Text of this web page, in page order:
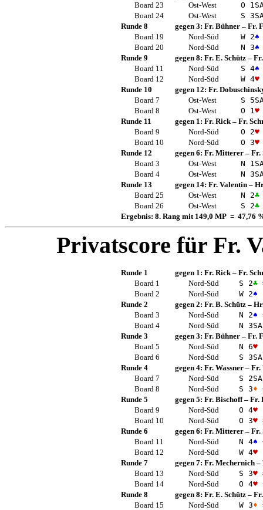
Board 23
Ost-West O 1
Board 24
Ost-West S 3
Runde 8
gegen 3: Fr. Bühner – Fr.
Board 19
Nord-Süd W 2♠
Board 20
Nord-Süd N 3♠
Runde 9
gegen 8: Fr. E. Schütz –
Board 11
Nord-Süd S 4♠
Board 12
Nord-Süd W 4♥
Runde 10
gegen 12: Fr.
Board 7
Ost-West S 5
Board 8
Ost-West O 1♥
Runde 11
gegen 1: Fr. Rick– Fr.
Board 9
Nord-Süd O 2♥
Board 10
Nord-Süd O 3♥
Runde 12
gegen 6: Fr. Mitterer – Fr.
Board 3
Ost-West N 1
Board 4
Ost-West N 3
Runde 13
gegen 14: Fr. Valentin –
Board 25
Ost-West N 2♣
Board 26
Ost-West S 2♣
Ergebnis: 8. Rang mit 149,0 MP = 47,76
Privatscore für Fr.
Runde 1 gegen 1: Fr. Rick – Fr.
Board 1
Nord-Süd S 2♣
Board 2
Nord-Süd W 2♠
Runde 2
gegen 2: Fr. B. Schütz –
Board 3
Nord-Süd N 2♠
Board 4
Nord-Süd N 3SA
Runde 3
gegen 3: Fr. Bühner – Fr.
Board 5
Nord-Süd N 6♥
Board 6
Nord-Süd S 3SA
Runde 4
gegen 4: Fr. Wassner – Fr.
Board 7
Nord-Süd S 2SA
Board 8
Nord-Süd S 3♦
Runde 5
gegen 5: Fr. Bischoff– Fr.
Board 9
Nord-Süd O 4♥
Board 10
Nord-Süd O 3♥
Runde 6
gegen 6: Fr. Mitterer – Fr.
Board 11
Nord-Süd N 4♠
Board 12
Nord-Süd W 4♥
Runde 7
gegen 7: Fr. Mechernich –
Board 13
Nord-Süd S 3♥
Board 14
Nord-Süd O 4♥
Runde 8
gegen 8: Fr. E. Schütz –
Board 15
Nord-Süd W 3♦